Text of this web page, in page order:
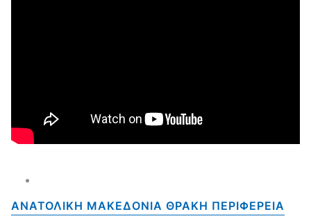
ΑΝΑΤΟΛΙΚΗ ΜΑΚΕΔΟΝΙΑ ΘΡΑΚΗ ΠΕΡΙΦΕΡΕΙΑ